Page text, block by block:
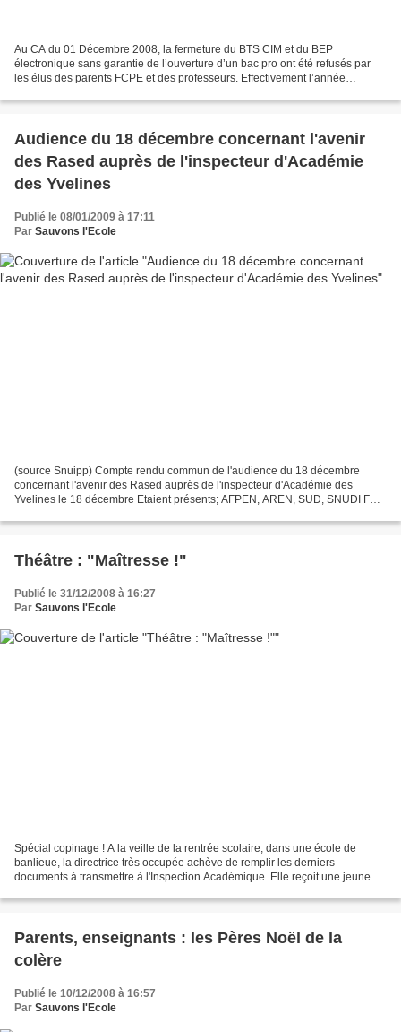
Au CA du 01 Décembre 2008, la fermeture du BTS CIM et du BEP
électronique sans garantie de l’ouverture d’un bac pro ont été refusés par
les élus des parents FCPE et des professeurs. Effectivement l’année
Audience du 18 décembre concernant l'avenir
des Rased auprès de l'inspecteur d'Académie
des Yvelines
Publié le 08/01/2009 à 17:11
Par Sauvons l'Ecole
(source Snuipp) Compte rendu commun de l'audience du 18 décembre
concernant l'avenir des Rased auprès de l'inspecteur d'Académie des
Yvelines le 18 décembre Etaient présents; AFPEN, AREN, SUD, SNUDI FO,
Théâtre : "Maîtresse !"
Publié le 31/12/2008 à 16:27
Par Sauvons l'Ecole
Spécial copinage ! A la veille de la rentrée scolaire, dans une école de
banlieue, la directrice très occupée achève de remplir les derniers
documents à transmettre à l'Inspection Académique. Elle reçoit une jeune
Parents, enseignants : les Pères Noël de la
colère
Publié le 10/12/2008 à 16:57
Par Sauvons l'Ecole